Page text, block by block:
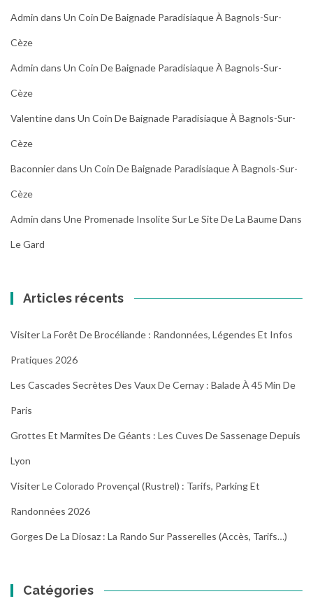
Admin dans Un Coin De Baignade Paradisiaque À Bagnols-Sur-
Cèze
Admin dans Un Coin De Baignade Paradisiaque À Bagnols-Sur-
Cèze
Valentinedans Un Coin De Baignade Paradisiaque À Bagnols-Sur-
Cèze
Baconnierdans Un Coin De Baignade Paradisiaque À Bagnols-Sur-
Cèze
Admin dans Une Promenade Insolite Sur Le Site De La Baume Dans
Le Gard
Articles récents
Visiter La Forêt De Brocéliande : Randonnées, Légendes Et Infos
Pratiques 2026
Les Cascades Secrètes Des Vaux De Cernay : Balade À 45 Min De
Paris
Grottes Et Marmites De Géants : Les Cuves De Sassenage Depuis
Lyon
Visiter Le Colorado Provençal (Rustrel) : Tarifs, Parking Et
Randonnées 2026
Gorges De La Diosaz : La Rando Sur Passerelles (Accès, Tarifs…)
Catégories